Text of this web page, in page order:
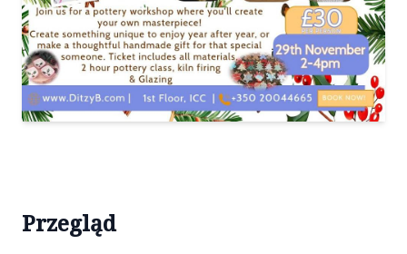
Przegląd